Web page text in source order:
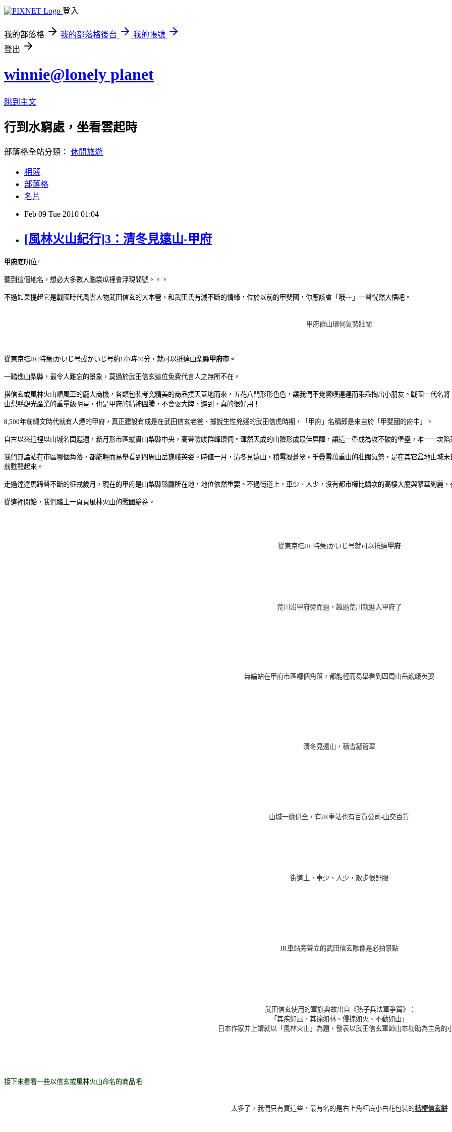
登入
我的部落格 我的部落格後台
我的帳號
登出
winnie@lonely planet
跳到主文
行到水窮處，坐看雲起時
部落格全站分類： 休閒旅遊
相簿
部落格
名片
Feb 09 Tue 2010 01:04
[風林火山紀行]3：清冬見遠山-甲府
甲府底叨位?
聽到這個地名，想必大多數人腦袋瓜裡會浮現問號。 。 。
不過如果提起它是戰國時代風雲人物武田信玄的大本營，和武田氏有減不斷的情緣，位於以前的甲斐國，你應該會「哦~~」一聲恍然大悟吧。
甲府群山環伺氣勢壯闊
從東京搭JR[特急]かいじ号或かいじ号約1小時40分，就可以抵達山梨縣甲府市。
一踏進山梨縣，最令人難忘的景象，莫過於武田信玄這位免費代言人之無所不在。
搭信玄或風林火山順風車的龐大商機， 各類包裝考究精美的商品撲天蓋地而來，五花八門形形色色，讓我們不覺驚嘆連連而乖乖掏出小朋友。戰國一代名將
山梨縣觀光產業的重量級明星，也是甲府的精神圖騰，不會耍大牌、遲到，真的很好用 ！
8,500年前縄文時代就有人煙的甲府，真正建設有成是在武田信玄老爸、據說生性兇殘的武田信虎時期，「甲府」名稱即是來自於「甲斐國的府中」。
自古以來這裡以山城名聞遐邇，新月形市區縱貫山梨縣中央，高聳險峻群峰環伺。渾然天成的山險形成最佳屏障，讓這一帶成為攻不破的堡壘，唯一一次
我們無論站在市區哪個角落，都能輕而易舉看到四周山岳巍峨英姿。時値一月，清冬見遠山，積雪凝蒼翠。千疊雪萬重山的壯闊氣勢，是在其它盆地山城
前甦醒起來。
走過達達馬蹄聲不斷的征戎歲月，現在的甲府是山梨縣縣廳所在地，地位依然重要。不過街道上，車少、人少，沒有都市櫛比鱗次的高樓大廈與繁華絢麗
從這裡開始， 我們踏上一頁頁風林火山的戰國繪卷。
從東京搭JR[特急]かいじ号就可以抵達甲府
荒川沿甲府旁而過，越過荒川就進入甲府了
無論站在甲府市區哪個角落，都能輕而易舉看到四周山岳巍峨英姿
清冬見遠山，積雪凝蒼翠
山城一應俱全，有JR車站也有百貨公司-山交百貨
街道上，車少、人少，散步很舒服
JR車站旁聳立的武田信玄雕像是必拍景點
武田信玄使用的軍旗典故出自《孫子兵法軍爭篇》：
「其疾如風、其徐如林、侵掠如火、不動如山」
日本作家井上靖就以「風林火山」為題，發表以武田信玄軍師山本勘助為主角的
接下來看看一些以信玄或風林火山命名的商品吧
太多了，我們只有買這些，最有名的是右上角紅底小白花包裝的桔梗信玄餅